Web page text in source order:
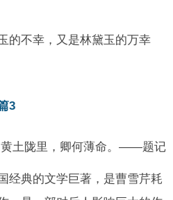
的不幸，又是林黛玉的万幸
3
黄土陇里，卿何薄命。——题记
经典的文学巨著，是曹雪芹耗